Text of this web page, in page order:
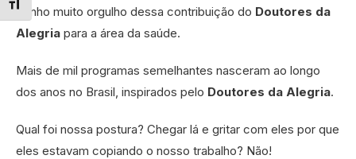
Alternar tamanho da fonte
Tenho muito orgulho dessa contribuição do Doutores da
Alegria para a área da saúde.
Mais de mil programas semelhantes nasceram ao longo
dos anos no Brasil, inspirados pelo Doutores da Alegria.
Qual foi nossa postura? Chegar lá e gritar com eles por que
eles estavam copiando o nosso trabalho? Não!